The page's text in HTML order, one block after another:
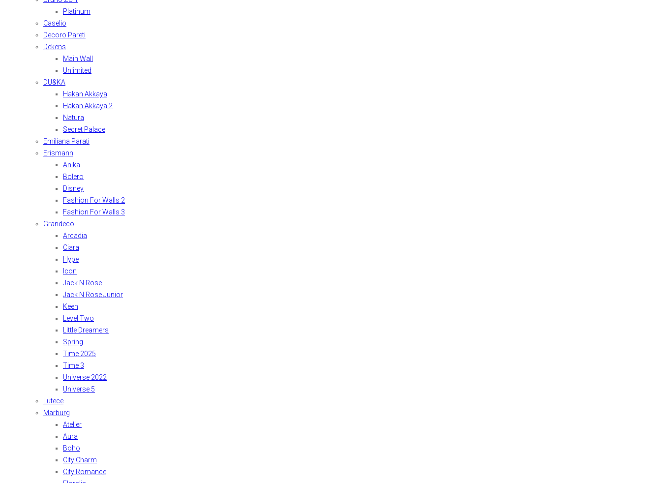
Platinum
Caselio
Decoro Pareti
Dekens
Main Wall
Unlimited
DU&KA
Hakan Akkaya
Hakan Akkaya 2
Natura
Secret Palace
Emiliana Parati
Erismann
Anika
Bolero
Disney
Fashion For Walls 2
Fashion For Walls 3
Grandeco
Arcadia
Ciara
Hype
Icon
Jack N Rose
Jack N Rose Junior
Keen
Level Two
Little Dreamers
Spring
Time 2025
Time 3
Universe 2022
Universe 5
Lutece
Marburg
Atelier
Aura
Boho
City Charm
City Romance